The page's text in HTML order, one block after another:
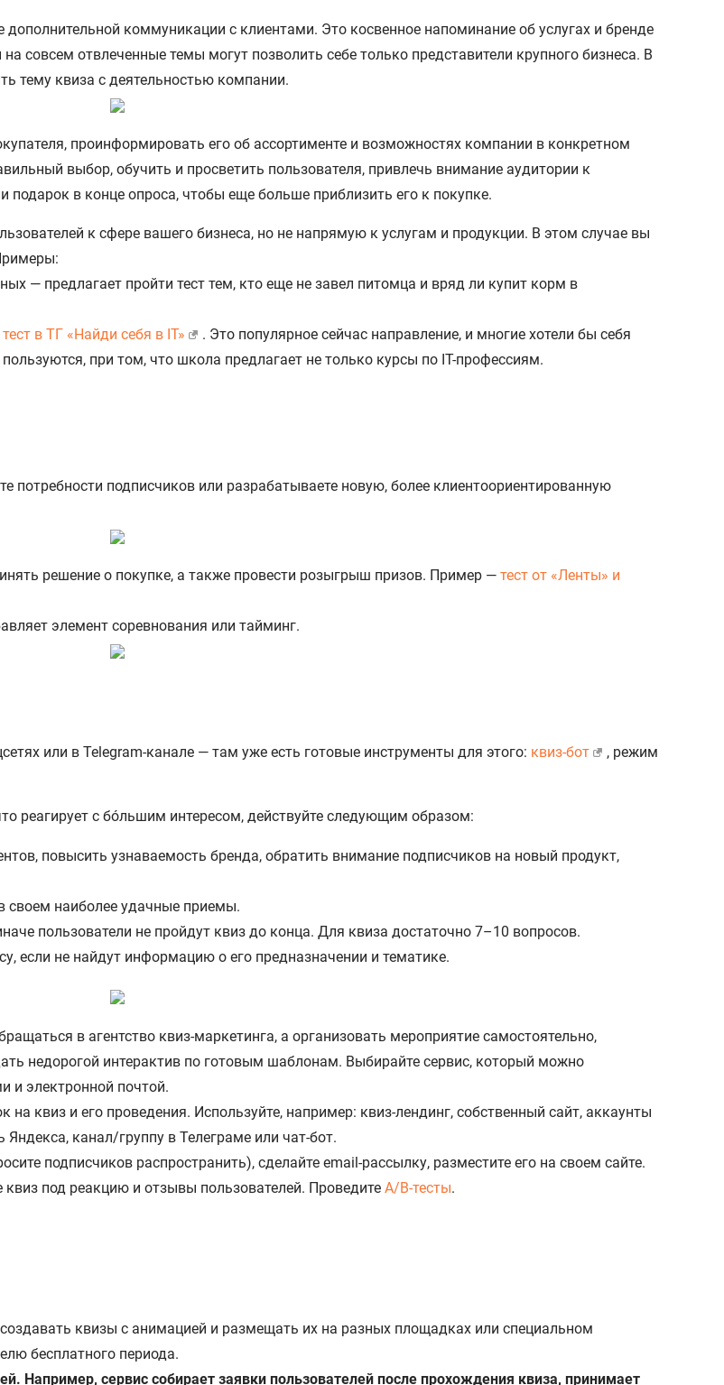
дополнительной коммуникации с клиентами. Это косвенное напоминание об услугах и бренде
совсем отвлеченные темы могут позволить себе только представители крупного бизнеса. В
тему квиза с деятельностью компании.
проинформировать его об ассортименте и возможностях компании в конкретном
выбор, обучить и просветить пользователя, привлечь внимание аудитории к
в конце опроса, чтобы еще больше приблизить его к покупке.
к сфере вашего бизнеса, но не напрямую к услугам и продукции. В этом случае вы
— предлагает пройти тест тем, кто еще не завел питомца и вряд ли купит корм в
тест в ТГ «Найди себя в IT»
. Это популярное сейчас направление, и многие хотели бы себя
при том, что школа предлагает не только курсы по IT-профессиям.
потребности подписчиков или разрабатываете новую, более клиентоориентированную
решение о покупке, а также провести розыгрыш призов. Пример — тест от «Ленты» и
элемент соревнования или тайминг.
или в Telegram-канале — там уже есть готовые инструменты для этого: квиз-бот
, режим
реагирует с бóльшим интересом, действуйте следующим образом:
повысить узнаваемость бренда, обратить внимание подписчиков на новый продукт,
своем наиболее удачные приемы.
пользователи не пройдут квиз до конца. Для квиза достаточно 7–10 вопросов.
если не найдут информацию о его предназначении и тематике.
в агентство квиз-маркетинга, а организовать мероприятие самостоятельно,
недорогой интерактив по готовым шаблонам. Выбирайте сервис, который можно
и электронной почтой.
квиз и его проведения. Используйте, например: квиз-лендинг, собственный сайт, аккаунты
канал/группу в Телеграме или чат-бот.
подписчиков распространить), сделайте email-рассылку, разместите его на своем сайте.
под реакцию и отзывы пользователей. Проведите A/B-тесты.
квизы с анимацией и размещать их на разных площадках или специальном
бесплатного периода.
Например, сервис собирает заявки пользователей после прохождения квиза, принимает